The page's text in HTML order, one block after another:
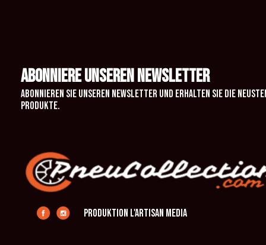
ABONNIERE UNSEREN NEWSLETTER
Abonnieren Sie unseren Newsletter und erhalten Sie die
Produkte.
Produktion L'Artisan Media